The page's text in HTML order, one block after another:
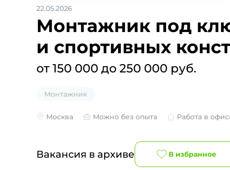
22.05.2026
Монтажник под
и спортивных
от 150 000 до 250 000 руб.
Монтажник
Москва Можно без опыта Работа в
Вакансия в архиве В избранное